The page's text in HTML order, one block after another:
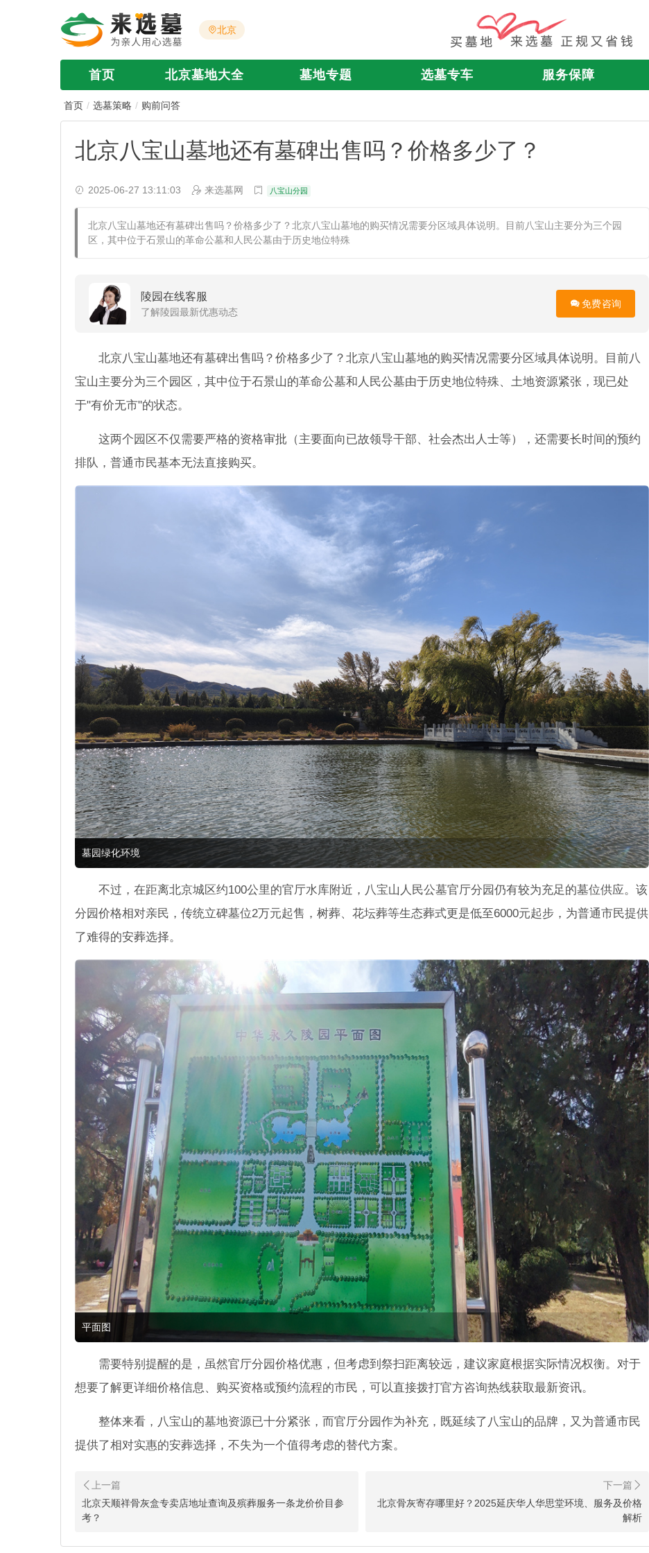
北京
首页 北京墓地大全 墓地专题 选墓专车 服务保障
首页 选墓策略 购前问答
北京八宝山墓地还有墓碑出售吗？价格多少了？
2025-06-27 13:11:03 来选墓网 八宝山分园
北京八宝山墓地还有墓碑出售吗？价格多少了？北京八宝山墓地的购买情况需要分区域具体说明。目前八宝山主要分为三个园
区，其中位于石景山的革命公墓和人民公墓由于历史地位特殊
陵园在线客服
了解陵园最新优惠动态
免费咨询
北京八宝山墓地还有墓碑出售吗？价格多少了？北京八宝山墓地的购买情况需要分区域具体说明。目前八
宝山主要分为三个园区，其中位于石景山的革命公墓和人民公墓由于历史地位特殊、土地资源紧张，现已处
于"有价无市"的状态。
这两个园区不仅需要严格的资格审批（主要面向已故领导干部、社会杰出人士等），还需要长时间的预约
排队，普通市民基本无法直接购买。
墓园绿化环境
不过，在距离北京城区约100公里的官厅水库附近，八宝山人民公墓官厅分园仍有较为充足的墓位供应。该
分园价格相对亲民，传统立碑墓位2万元起售，树葬、花坛葬等生态葬式更是低至6000元起步，为普通市民提供
了难得的安葬选择。
平面图
需要特别提醒的是，虽然官厅分园价格优惠，但考虑到祭扫距离较远，建议家庭根据实际情况权衡。对于
想要了解更详细价格信息、购买资格或预约流程的市民，可以直接拨打官方咨询热线获取最新资讯。
整体来看，八宝山的墓地资源已十分紧张，而官厅分园作为补充，既延续了八宝山的品牌，又为普通市民
提供了相对实惠的安葬选择，不失为一个值得考虑的替代方案。
北京天顺祥骨灰盒专卖店地址查询及殡葬服务一条龙价价目参
考？
北京骨灰寄存哪里好？2025延庆华人华思堂环境、服务及价格
解析